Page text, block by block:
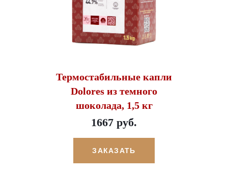
Термостабильные капли
Dolores из темного
шоколада, 1,5 кг
1667 руб.
ЗАКАЗАТЬ